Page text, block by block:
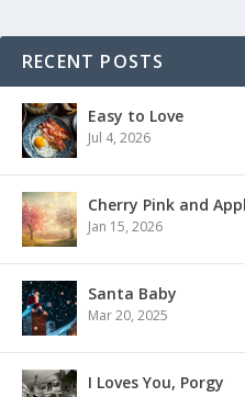
RECENT POSTS
Easy to Love
Jul 4, 2026
Cherry Pink and
Jan 15, 2026
Santa Baby
Mar 20, 2025
I Loves You, Porgy